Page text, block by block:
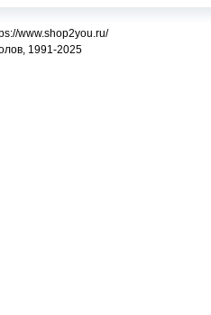
www.shop2you.ru/
1991-2025